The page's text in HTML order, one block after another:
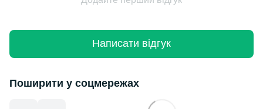
Написати відгук
Поширити у соцмережах